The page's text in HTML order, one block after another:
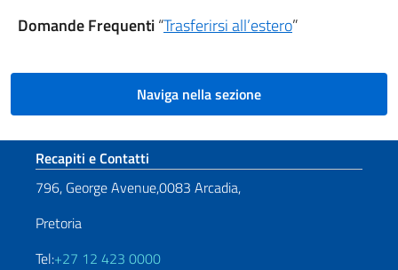
Domande Frequenti“Trasferirsi all’estero”
Naviga nella sezione
Sezione footer
Recapiti e Contatti
796, George Avenue,0083 Arcadia,
Pretoria
Tel:+27 12 423 0000